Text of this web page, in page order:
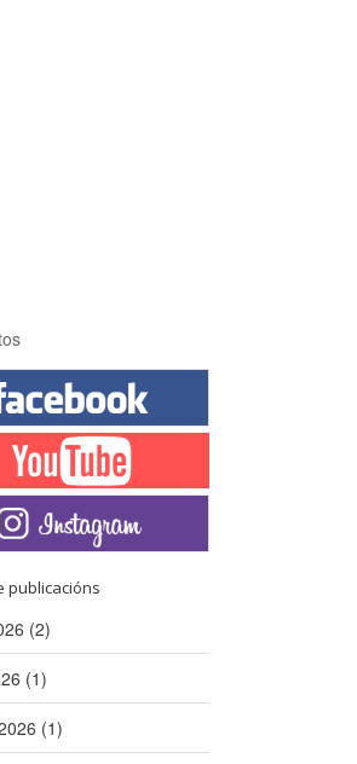
publicacións
(2)
(1)
(1)